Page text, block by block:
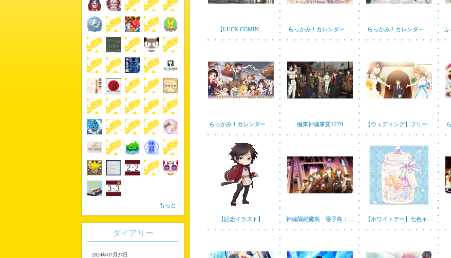
【LUCK COMIN… らっかみ！カレンダー … らっかみ！カレンダー … ふ
らっかみ！カレンダー … 極東神魂事変1270 【ウェディング】フリー…
【記念イラスト】 神魂隔絶魔島 寝子島：… 【ホワイトデー】七色キ…
もっと！
ダイアリー
2024年07月27日